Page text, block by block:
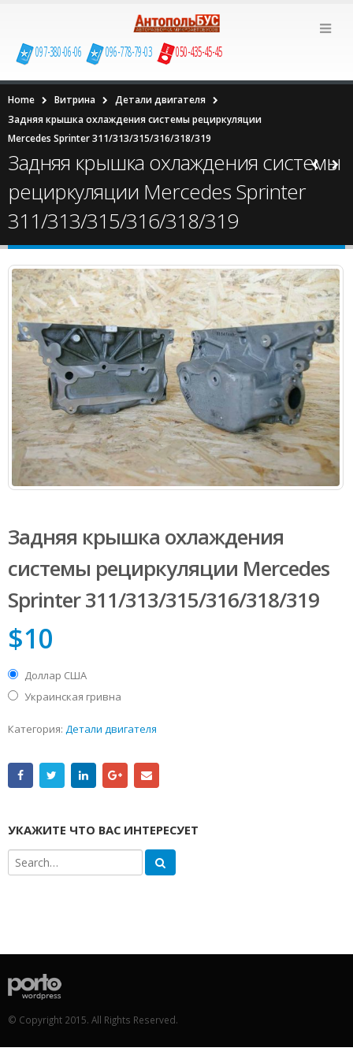
097-380-06-06 096-778-79-03 050-435-45-45
Home Витрина
Детали двигателя
Задняя крышка охлаждения системы рециркуляции
Mercedes Sprinter 311/313/315/316/318/319
Задняя крышка охлаждения системы
рециркуляции Mercedes Sprinter
311/313/315/316/318/319
Задняя крышка охлаждения
системы рециркуляции Mercedes
Sprinter 311/313/315/316/318/319
$10
Доллар США
Украинская гривна
Категория: Детали двигателя
УКАЖИТЕ ЧТО ВАС ИНТЕРЕСУЕТ
© Copyright 2015. All Rights Reserved.